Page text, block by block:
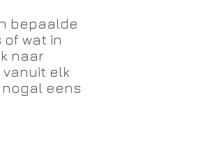
bepaalde
wat in
naar
vanuit elk
eens